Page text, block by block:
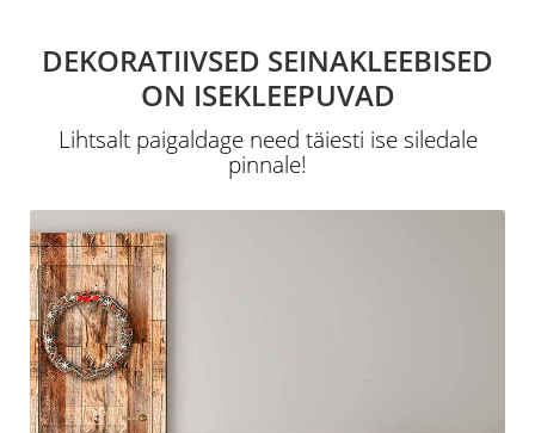
DEKORATIIVSED SEINAKLEEBISED
ON ISEKLEEPUVAD
Lihtsalt paigaldage need täiesti ise siledale
pinnale!